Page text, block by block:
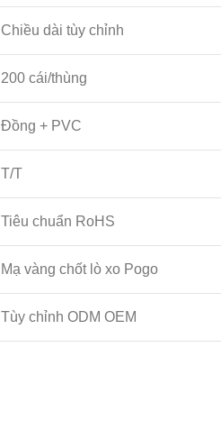
Chiều dài tùy chỉnh
200 cái/thùng
Đồng + PVC
T/T
Tiêu chuẩn RoHS
Mạ vàng chốt lò xo Pogo
Tùy chỉnh ODM OEM